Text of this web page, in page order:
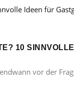
10
vor der